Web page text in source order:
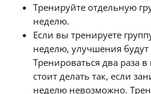
Тренируйте отдельную
неделю.
Если вы тренируете
неделю, улучшения
Тренироваться два раза
стоит делать так, если
неделю невозможно.